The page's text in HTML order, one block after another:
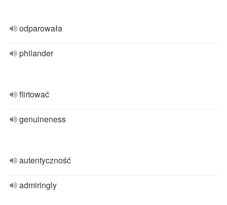
odparowała
philander
flirtować
genuineness
autentyczność
admiringly